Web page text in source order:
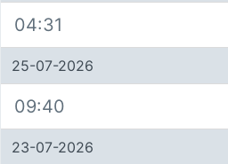
04:31
25-07-2026
09:40
23-07-2026